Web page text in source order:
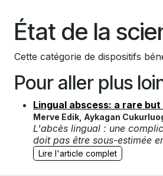
État de la
Cette catégorie de dispositifs
Pour aller plus
Lingual abscess: a rare
Merve Edik, Aykagan
L'abcès lingual : une
doit pas être sous-estimée
Lire l'article complet